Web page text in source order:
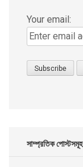
Your email:
সাম্প্রতিক পোস্টসমূহ